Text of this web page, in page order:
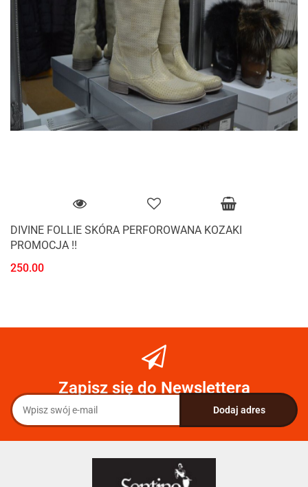
DIVINE FOLLIE SKÓRA PERFOROWANA KOZAKI
PROMOCJA !!
250.00
Zapisz się do Newslettera